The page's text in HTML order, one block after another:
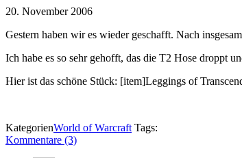
20. November 2006
Gestern haben wir es wieder geschafft. Nach
Ich habe es so sehr gehofft, das die T2 Hose droppt
Hier ist das schöne Stück: [item]Leggings of
KategorienWorld of Warcraft Tags:
Kommentare (3)